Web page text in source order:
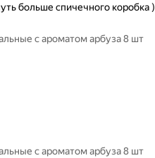
больше спичечного коробка )
с ароматом арбуза 8 шт
с ароматом арбуза 8 шт